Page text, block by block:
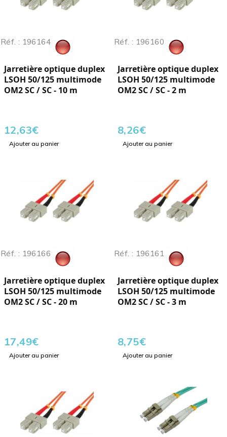
Réf. : 196164
Jarretière optique duplex
LSOH 50/125 multimode
OM2 SC / SC - 10 m
12,63€
Ajouter au panier
Réf. : 196160
Jarretière optique duplex
LSOH 50/125 multimode
OM2 SC / SC - 2 m
8,26€
Ajouter au panier
Réf. : 196166
Jarretière optique duplex
LSOH 50/125 multimode
OM2 SC / SC - 20 m
17,49€
Ajouter au panier
Réf. : 196161
Jarretière optique duplex
LSOH 50/125 multimode
OM2 SC / SC - 3 m
8,75€
Ajouter au panier